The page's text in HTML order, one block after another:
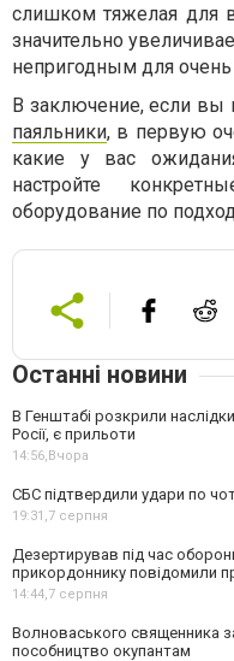
слишком тяжелая для
значительно
непригодным для очень
В заключение, если вы
паяльники, в первую
какие у вас
настройте
оборудование по
Останні новини
В Генштабі розкрили
Росії, є прильоти
14:56,Вчора
СБС підтвердили удари по
19:31,7 серпня
Дезертирував під час
прикордоннику повідомили
14:44,7 серпня
Волноваського священника
пособництво окупантам